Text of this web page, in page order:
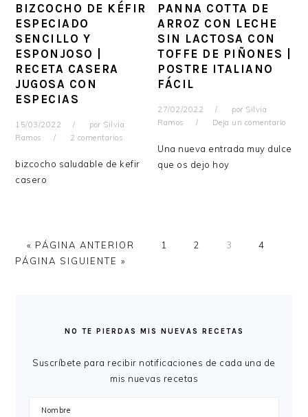
BIZCOCHO DE KÉFIR
ESPECIADO
SENCILLO Y
ESPONJOSO |
RECETA CASERA
JUGOSA CON
ESPECIAS
15/03/2022 por Silvia
Ramos
2 comentarios
bizcocho saludable de kefir
casero
PANNA COTTA DE
ARROZ CON LECHE
SIN LACTOSA CON
TOFFE DE PIÑONES |
POSTRE ITALIANO
FÁCIL
27/02/2022 por Silvia
Ramos
Deja un comentario
Una nueva entrada muy dulce
que os dejo hoy
« IR
A
PÁGINA ANTERIOR PÁGINA
1 PÁGINA
2 PÁGINA
3 PÁGINA
4
PÁGINA SIGUIENTE »
PRINCIPALNO TE PIERDAS MIS NUEVAS RECETAS
Suscríbete para recibir notificaciones de cada una de
mis nuevas recetas